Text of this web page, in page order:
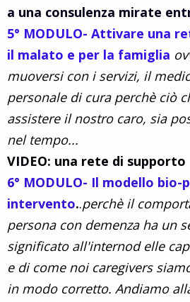
a una consulenza mirate
5° MODULO- Attivare una
il malato e per la famiglia
muoversi con i servizi, il
personale di cura perchè ciò
assistere il nostro caro, sia
nel tempo...
VIDEO: una rete di supporto
6° MODULO- Il modello bio-
intervento..perchè il
persona con demenza ha un
significato all'internod elle
e di come noi caregivers
in modo corretto. Andiamo